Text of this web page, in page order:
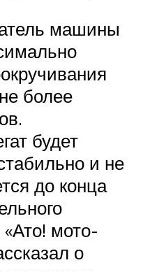
машины
более
будет
и не
до конца
мото-
о